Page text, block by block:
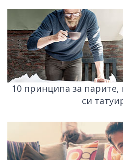
10 принципа за парите,
си